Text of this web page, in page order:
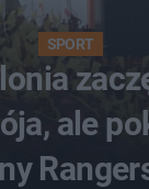
SPORT
ale